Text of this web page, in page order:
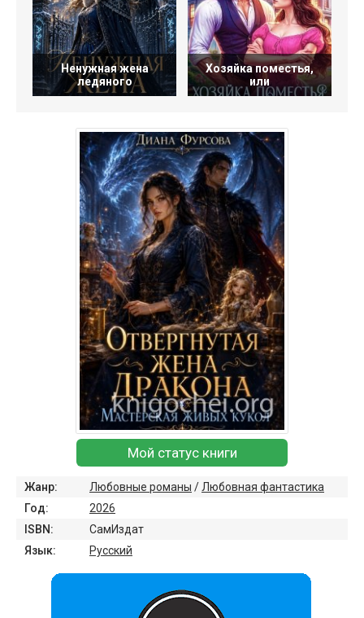
Ненужная жена
ледяного
Хозяйка поместья,
или
Мой статус книги
Жанр: Любовные романы /Любовная фантастика
Год:
2026
ISBN:
СамИздат
Язык:
Русский